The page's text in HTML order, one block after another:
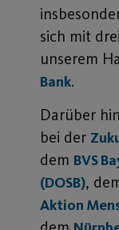
sich mit
unserem
Bank.
Darüber
bei der
dem BVS
(DOSB),
Aktion